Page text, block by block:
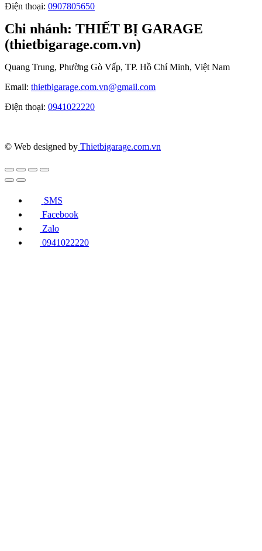
Điện thoại: 0907805650
Chi nhánh: THIẾT BỊ GARAGE
(thietbigarage.com.vn)
Quang Trung, Phường Gò Vấp, TP. Hồ Chí Minh, Việt Nam
Email: thietbigarage.com.vn@gmail.com
Điện thoại: 0941022220
© Web designed by Thietbigarage.com.vn
SMS
Facebook
Zalo
0941022220